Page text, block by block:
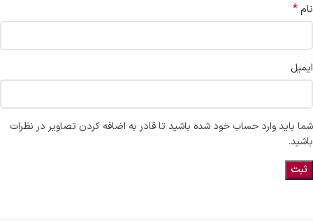
نام*
ایمیل
شما باید وارد حساب خود شده باشید تا قادر به اضافه کردن تصاویر در نظرات
باشید.